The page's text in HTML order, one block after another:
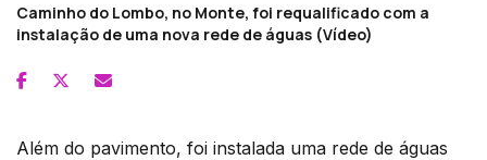
Caminho do Lombo, no Monte, foi requalificado com a
instalação de uma nova rede de águas (Vídeo)
Além do pavimento, foi instalada uma rede de águas